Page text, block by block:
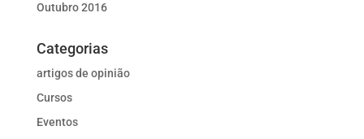
Outubro 2016
Categorias
artigos de opinião
Cursos
Eventos